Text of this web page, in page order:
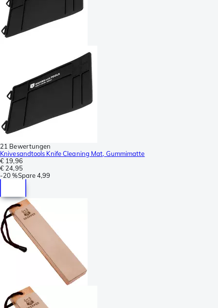
21 Bewertungen
Knivesandtools Knife Cleaning Mat, Gummimatte
€ 19,96
€ 24,95
-20 %Spare4,99